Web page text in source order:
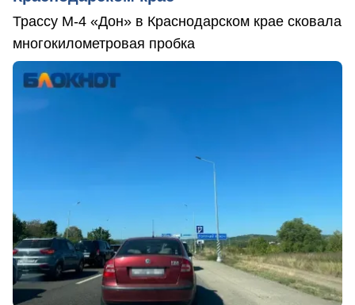
Трассу М-4 «Дон» в Краснодарском крае сковала
многокилометровая пробка